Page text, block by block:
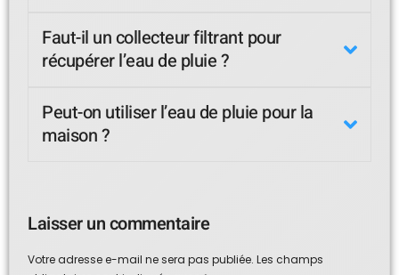
Faut-il un collecteur filtrant pour
récupérer l’eau de pluie ?
Peut-on utiliser l’eau de pluie pour la
maison ?
Laisser un commentaire
Votre adresse e-mail ne sera pas publiée. Les champs